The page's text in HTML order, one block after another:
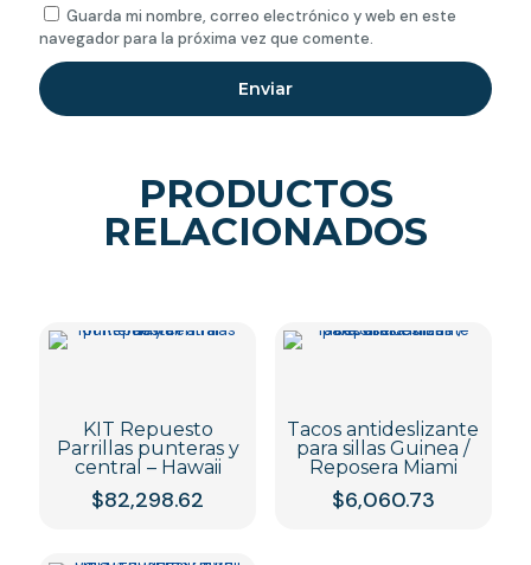
Guarda mi nombre, correo electrónico y web en este
navegador para la próxima vez que comente.
PRODUCTOS
RELACIONADOS
KIT Repuesto
Parrillas punteras y
central – Hawaii
$82,298.62
Tacos antideslizante
para sillas Guinea /
Reposera Miami
$6,060.73